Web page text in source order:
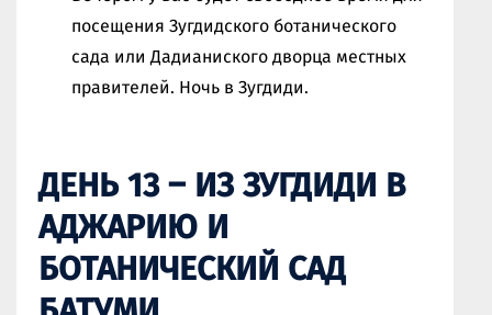
посещения Зугдидского ботанического
сада или Дадианиского дворца местных
правителей. Ночь в Зугдиди.
ДЕНЬ 13 – ИЗ ЗУГДИДИ В
АДЖАРИЮ И
БОТАНИЧЕСКИЙ САД